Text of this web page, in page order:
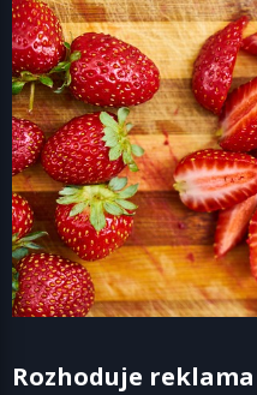
Rozhoduje reklama